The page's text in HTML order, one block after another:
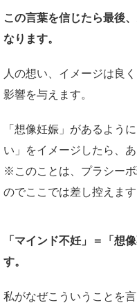
この言葉を信じたら最後
なります。
人の想い、イメージは良
影響を与えます。
「想像妊娠」があるよう
い」をイメージしたら、
※このことは、プラシー
のでここでは差し控えま
「マインド不妊」＝「想
す。
私がなぜこういうことを